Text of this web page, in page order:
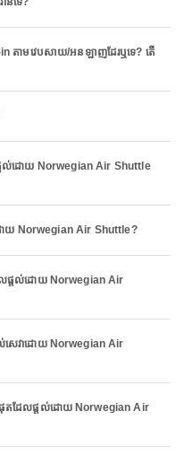
តាមវេបសាយ/អនឡាញដែរឬទេ? តើ
តល់ដោយ Norwegian Air Shuttle
ោយ Norwegian Air Shuttle?
លផ្តល់ដោយ Norwegian Air
េវាដោយ Norwegian Air
តដែលផ្តល់ដោយ Norwegian Air